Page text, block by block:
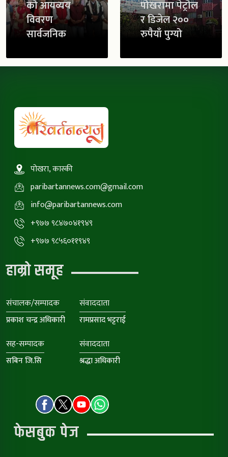
को आयव्यय
विवरण
सार्वजनिक
पोखरामा पेट्रोल
र डिजेल २००
रुपैयाँ पुग्यो
पोखरा, कास्की
paribartannews.com@gmail.com
info@paribartannews.com
+९७७ ९८४७०४१९४९
+९७७ ९८५६०११९४९
हाम्रो समूह
संचालक/सम्पादक
प्रकाश चन्द्र अधिकारी
संवाददाता
रामप्रसाद भट्टराई
सह-सम्पादक
सबिन जि.सि
संवाददाता
श्रद्धा अधिकारी
फेसबुक पेज